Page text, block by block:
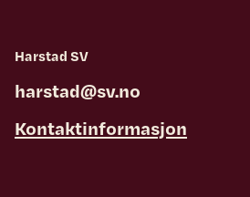
Harstad SV
harstad@sv.no
Kontaktinformasjon